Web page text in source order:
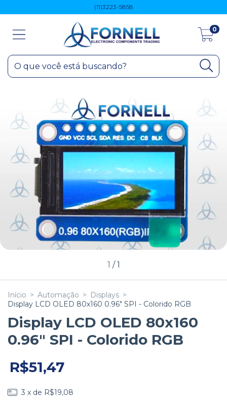
(11)3223-5858
0
1 /1
Início > Automação > Displays >
Display LCD OLED 80x160 0.96" SPI - Colorido RGB
Display LCD OLED 80x160
0.96" SPI - Colorido RGB
R$51,47
3 x de R$19,08